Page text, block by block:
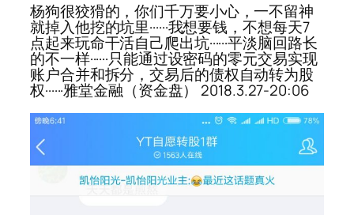
杨狗很狡猾的，你们千万要小心，一不留神
就掉入他挖的坑里······我想要钱，不想每天7
点起来玩命干活自己爬出坑······平淡脑回路长
的不一样······只能通过设密码的零元交易实现
账户合并和拆分，交易后的债权自动转为股
权······雅堂金融（资金盘） 2018.3.27-20:06